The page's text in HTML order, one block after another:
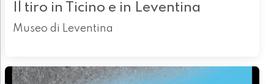
Il tiro in Ticino e in Leventina
Museo di Leventina